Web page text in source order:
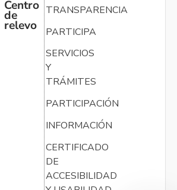
Centro
de
relevo
TRANSPARENCIA
PARTICIPA
SERVICIOS
Y
TRÁMITES
PARTICIPACIÓN
INFORMACIÓN
CERTIFICADO
DE
ACCESIBILIDAD